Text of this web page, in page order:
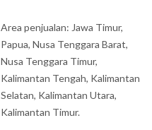
Area penjualan: Jawa Timur,
Papua, Nusa Tenggara Barat,
Nusa Tenggara Timur,
Kalimantan Tengah, Kalimantan
Selatan, Kalimantan Utara,
Kalimantan Timur.